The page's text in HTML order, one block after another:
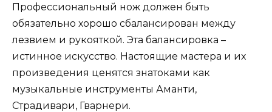
Профессиональный нож должен быть
обязательно хорошо сбалансирован между
лезвием и рукояткой. Эта балансировка –
истинное искусство. Настоящие мастера и их
произведения ценятся знатоками как
музыкальные инструменты Аманти,
Страдивари, Гварнери.